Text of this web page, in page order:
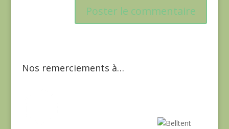
Nos remerciements à…